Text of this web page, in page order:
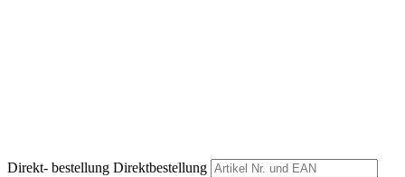
Direkt- bestellung Direktbestellung